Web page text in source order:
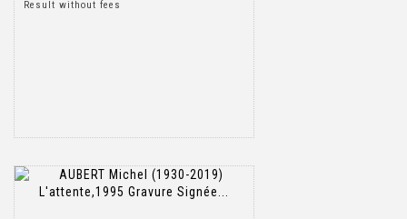
Result without fees